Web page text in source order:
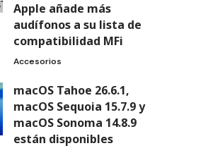
Apple añade más
audífonos a su lista de
compatibilidad MFi
Accesorios
macOS Tahoe 26.6.1,
macOS Sequoia 15.7.9 y
macOS Sonoma 14.8.9
están disponibles